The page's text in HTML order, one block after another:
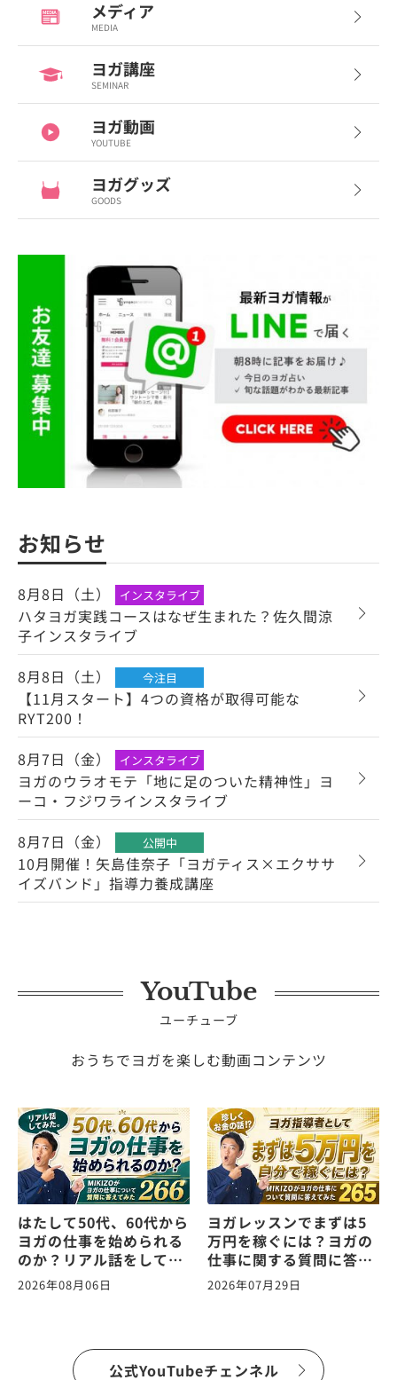
メディア
MEDIA
ヨガ講座
SEMINAR
ヨガ動画
YOUTUBE
ヨガグッズ
GOODS
お知らせ
8月8日（土） インスタライブ
ハタヨガ実践コースはなぜ生まれた？佐久間涼
子インスタライブ
8月8日（土）
今注目
【11月スタート】4つの資格が取得可能な
RYT200！
8月7日（金）
インスタライブ
ヨガのウラオモテ「地に足のついた精神性」ヨ
ーコ・フジワラインスタライブ
8月7日（金）
公開中
10月開催！矢島佳奈子「ヨガティス×エクササ
イズバンド」指導力養成講座
YouTube
ユーチューブ
おうちでヨガを楽しむ動画コンテンツ
はたして50代、60代から
ヨガの仕事を始められる
のか？リアル話をしてみ
た。ヨガの仕事に関する
質問に答えます！
2026年08月06日
ヨガレッスンでまずは5
万円を稼ぐには？ヨガの
仕事に関する質問に答え
ます！vol.265
2026年07月29日
公式YouTubeチェンネル